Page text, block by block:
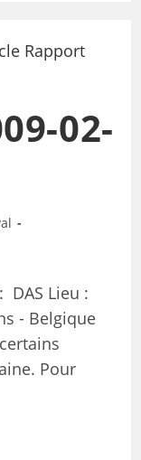
02-
DAS Lieu :
- Belgique
Pour